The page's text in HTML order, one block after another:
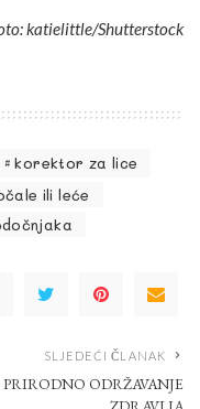
katielittle/Shutterstock
korektor za lice
ili leće
SLJEDEĆI ČLANAK
PRIRODNO ODRŽAVANJE